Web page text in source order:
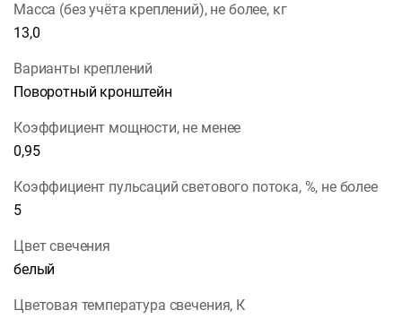
Масса (без учёта креплений), не более, кг
13,0
Варианты креплений
Поворотный кронштейн
Коэффициент мощности, не менее
0,95
Коэффициент пульсаций светового потока, %, не более
5
Цвет свечения
белый
Цветовая температура свечения, К